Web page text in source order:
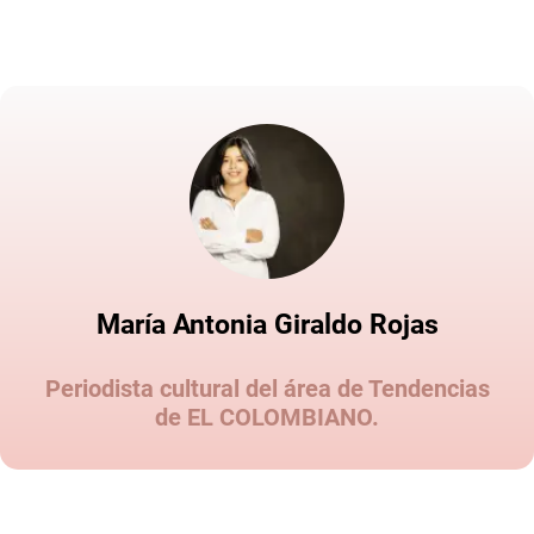
María Antonia Giraldo Rojas
Periodista cultural del área de Tendencias
de EL COLOMBIANO.